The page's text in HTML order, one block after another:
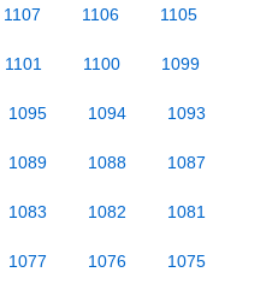
1107 1106 1105
1101 1100 1099
1095 1094 1093
1089 1088 1087
1083 1082 1081
1077 1076 1075